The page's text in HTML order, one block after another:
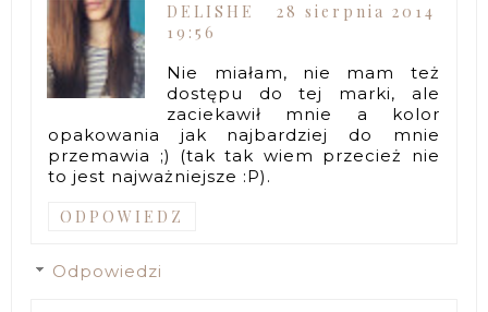
DELISHE
28 sierpnia 2014
19:56
Nie miałam, nie mam też
dostępu do tej marki, ale
zaciekawił mnie a kolor
opakowania jak najbardziej do mnie
przemawia ;) (tak tak wiem przecież nie
to jest najważniejsze :P).
ODPOWIEDZ
Odpowiedzi